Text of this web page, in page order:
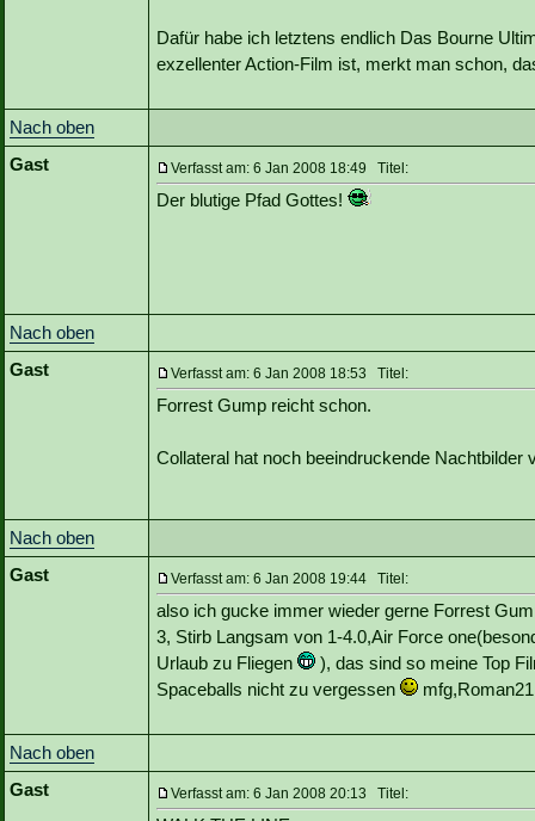
Dafür habe ich letztens endlich Das Bourne
exzellenter Action-Film ist, merkt man schon,
Nach oben
Gast
Verfasst am: 6 Jan 2008 18:49 Titel:
Der blutige Pfad Gottes!
Nach oben
Gast
Verfasst am: 6 Jan 2008 18:53 Titel:
Forrest Gump reicht schon.
Collateral hat noch beeindruckende
Nach oben
Gast
Verfasst am: 6 Jan 2008 19:44 Titel:
also ich gucke immer wieder gerne Forrest
3, Stirb Langsam von 1-4.0,Air Force
Urlaub zu Fliegen
), das sind so meine Top
Spaceballs nicht zu vergessen
mfg,Roman21
Nach oben
Gast
Verfasst am: 6 Jan 2008 20:13 Titel: